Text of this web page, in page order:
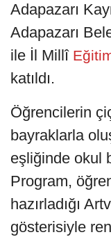
Adapazarı
Adapazarı
ile İl Millî
katıldı.
Öğrencilerin
bayraklarla
eşliğinde okul
Program,
hazırladığı
gösterisiyle